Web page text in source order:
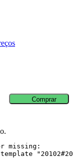
Comprar
missing: